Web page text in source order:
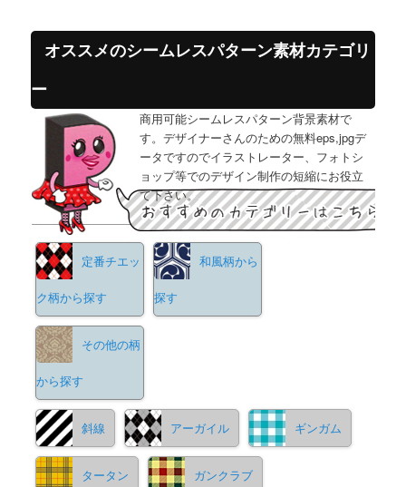
オススメのシームレスパターン素材カテゴリ
ー
商用可能シームレスパターン背景素材で
す。デザイナーさんのための無料eps,jpgデ
ータですのでイラストレーター、フォトシ
ョップ等でのデザイン制作の短縮にお役立
て下さい。
定番チエッ
ク柄から探す
和風柄から
探す
その他の柄
から探す
斜線 アーガイル ギンガム
タータン ガンクラブ